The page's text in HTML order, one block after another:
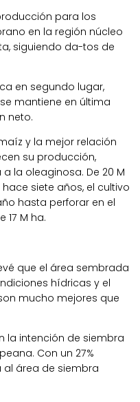
para los
en la región núcleo
siguiendo da-tos de
en segundo lugar,
mantiene en última
neto.
y la mejor relación
su producción,
la oleaginosa. De 20 M
siete años, el cultivo
hasta perforar en el
17 M ha.
que el área sembrada
hídricas y el
mucho mejores que
la intención de siembra
Con un 27%
al área de siembra